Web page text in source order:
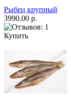
Рыбец крупный
3990.00 р.
Купить